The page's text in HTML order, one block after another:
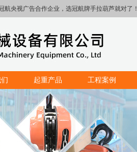
航央视广告合作企业，选冠航牌手拉葫芦就对了！
起重产品 工程案例